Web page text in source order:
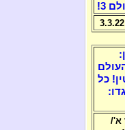
3!
כל
א'/